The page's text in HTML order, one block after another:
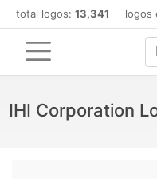
total logos: 13,341 logos
IHI Corporation